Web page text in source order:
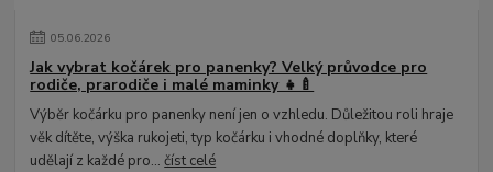
05.06.2026
Jak vybrat kočárek pro panenky? Velký průvodce pro
rodiče, prarodiče i malé maminky 👧🍼
Výběr kočárku pro panenky není jen o vzhledu. Důležitou roli hraje
věk dítěte, výška rukojeti, typ kočárku i vhodné doplňky, které
udělají z každé pro...číst celé